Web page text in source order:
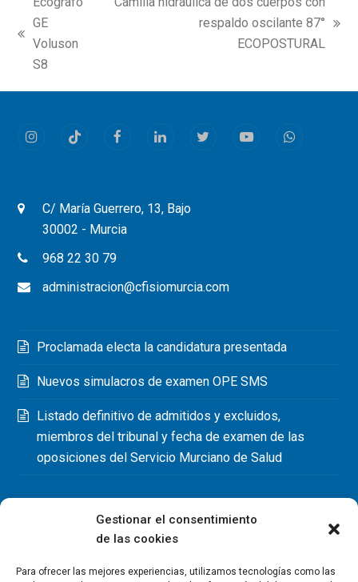
Gestionar el consentimiento
de las cookies
Para ofrecer las mejores experiencias, utilizamos tecnologías como las
previous
post:
GE
Voluson
S8
respaldo oscilante 87°
ECOPOSTURAL
InstagramTiktok FacebookLinkedInTwitterYoutubeWhatsapp
C/ María Guerrero, 13, Bajo
30002 - Murcia
968 22 30 79
administracion@cfisiomurcia.com
Proclamada electa la candidatura presentada
Nuevos simulacros de examen OPE SMS
Listado definitivo de admitidos y excluidos,
miembros del tribunal y fecha de examen de las
oposiciones del Servicio Murciano de Salud